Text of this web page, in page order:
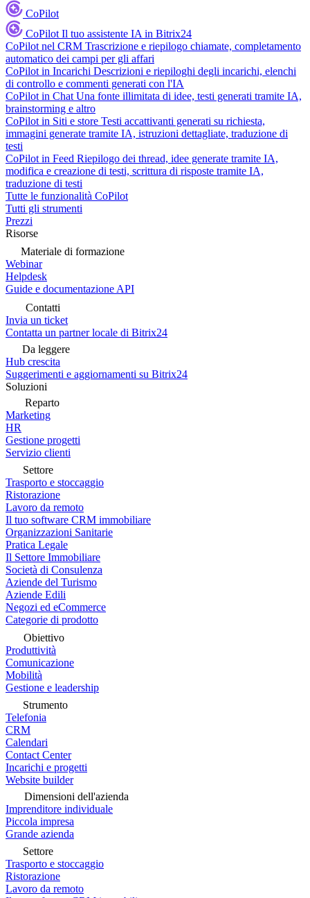
CoPilot
CoPilot Il tuo assistente IA in Bitrix24
CoPilot nel CRM Trascrizione e riepilogo chiamate, completamento
automatico dei campi per gli affari
CoPilot in Incarichi Descrizioni e riepiloghi degli incarichi, elenchi
di controllo e commenti generati con l'IA
CoPilot in Chat Una fonte illimitata di idee, testi generati tramite IA,
brainstorming e altro
CoPilot in Siti e store Testi accattivanti generati su richiesta,
immagini generate tramite IA, istruzioni dettagliate, traduzione di
testi
CoPilot in Feed Riepilogo dei thread, idee generate tramite IA,
modifica e creazione di testi, scrittura di risposte tramite IA,
traduzione di testi
Tutte le funzionalità CoPilot
Tutti gli strumenti
Prezzi
Risorse
Materiale di formazione
Webinar
Helpdesk
Guide e documentazione API
Contatti
Invia un ticket
Contatta un partner locale di Bitrix24
Da leggere
Hub crescita
Suggerimenti e aggiornamenti su Bitrix24
Soluzioni
Reparto
Marketing
HR
Gestione progetti
Servizio clienti
Settore
Trasporto e stoccaggio
Ristorazione
Lavoro da remoto
Il tuo software CRM immobiliare
Organizzazioni Sanitarie
Pratica Legale
Il Settore Immobiliare
Società di Consulenza
Aziende del Turismo
Aziende Edili
Negozi ed eCommerce
Categorie di prodotto
Obiettivo
Produttività
Comunicazione
Mobilità
Gestione e leadership
Strumento
Telefonia
CRM
Calendari
Contact Center
Incarichi e progetti
Website builder
Dimensioni dell'azienda
Imprenditore individuale
Piccola impresa
Grande azienda
Settore
Trasporto e stoccaggio
Ristorazione
Lavoro da remoto